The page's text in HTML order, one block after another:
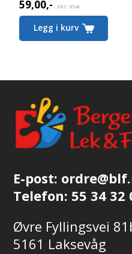
59,00,-
Nåværende
pris
eks. mva.
Legg i kurv
E-post:
Telefon: 55 34 32
Øvre Fyllingsvei
5161 Laksevåg